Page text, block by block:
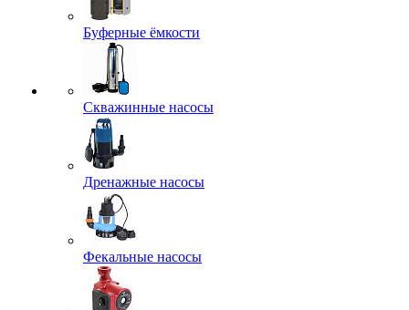
Буферные ёмкости
Скважинные насосы
Дренажные насосы
Фекальные насосы